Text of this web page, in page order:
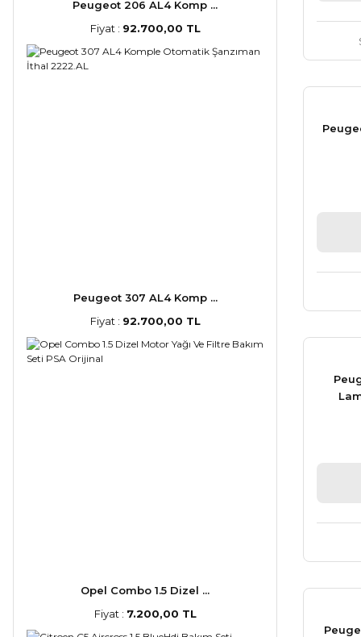
Peugeot 206 AL4 Komp ...
Fiyat : 92.700,00 TL
Peugeot 307 AL4 Komp ...
Fiyat : 92.700,00 TL
Opel Combo 1.5 Dizel ...
Fiyat : 7.200,00 TL